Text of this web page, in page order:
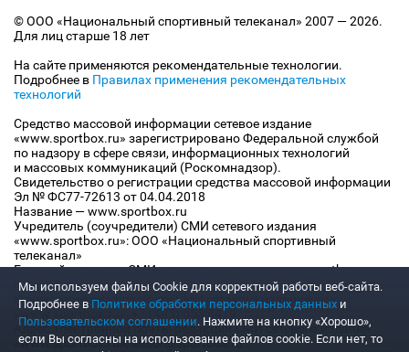
© ООО «Национальный спортивный телеканал» 2007 — 2026.
Для лиц старше 18 лет
На сайте применяются рекомендательные технологии.
Подробнее в Правилах применения рекомендательных
технологий
Средство массовой информации сетевое издание
«www.sportbox.ru» зарегистрировано Федеральной службой
по надзору в сфере связи, информационных технологий
и массовых коммуникаций (Роскомнадзор).
Свидетельство о регистрации средства массовой информации
Эл № ФС77-72613 от 04.04.2018
Название — www.sportbox.ru
Учредитель (соучредители) СМИ сетевого издания
«www.sportbox.ru»: ООО «Национальный спортивный
телеканал»
Главный редактор СМИ сетевого издания «www.sportbox.ru»:
Конов В.А.
Номер телефона редакции СМИ сетевого издания
«www.sportbox.ru»: +7 (495) 653 8419
Адрес электронной почты редакции СМИ сетевого издания
«www.sportbox.ru»: editor@sportbox.ru
Мы используем файлы Сookie для корректной работы веб-сайта.
Подробнее в Политике обработки персональных данных и
Пользовательском соглашении. Нажмите на кнопку «Хорошо»,
если Вы согласны на использование файлов cookie. Если нет, то